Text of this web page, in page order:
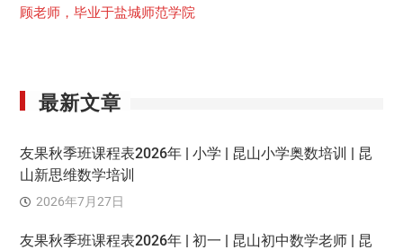
顾老师，毕业于盐城师范学院
最新文章
友果秋季班课程表2026年 | 小学 | 昆山小学奥数培训 | 昆
山新思维数学培训
2026年7月27日
友果秋季班课程表2026年 | 初一 | 昆山初中数学老师 | 昆